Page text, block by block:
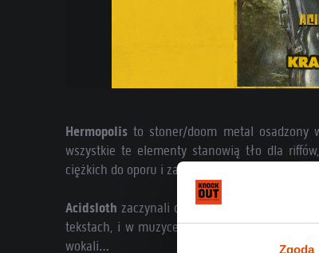
Zgoda
Hermopolisto stoner/doom metal osadzony
wszystkie te elementy stanowią tło dla
ciężkich do oporu i zabójczych.
Acidsloth zaczynali od nieco lżejszych
tekstach, i w muzyce gwarantują
wokali…